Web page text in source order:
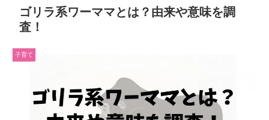
ゴリラ系ワーママとは？由来や意味を調
査！
子育て